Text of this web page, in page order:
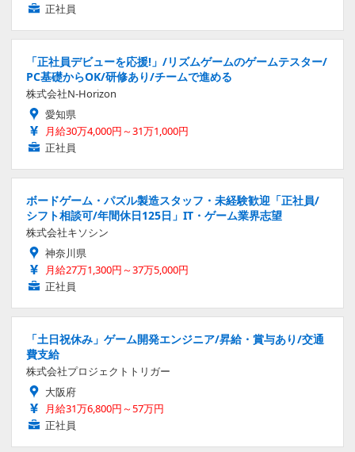
正社員
「正社員デビューを応援!」/リズムゲームのゲームテスター/
PC基礎からOK/研修あり/チームで進める
株式会社N-Horizon
愛知県
月給30万4,000円～31万1,000円
正社員
ボードゲーム・パズル製造スタッフ・未経験歓迎「正社員/
シフト相談可/年間休日125日」IT・ゲーム業界志望
株式会社キソシン
神奈川県
月給27万1,300円～37万5,000円
正社員
「土日祝休み」ゲーム開発エンジニア/昇給・賞与あり/交通
費支給
株式会社プロジェクトトリガー
大阪府
月給31万6,800円～57万円
正社員